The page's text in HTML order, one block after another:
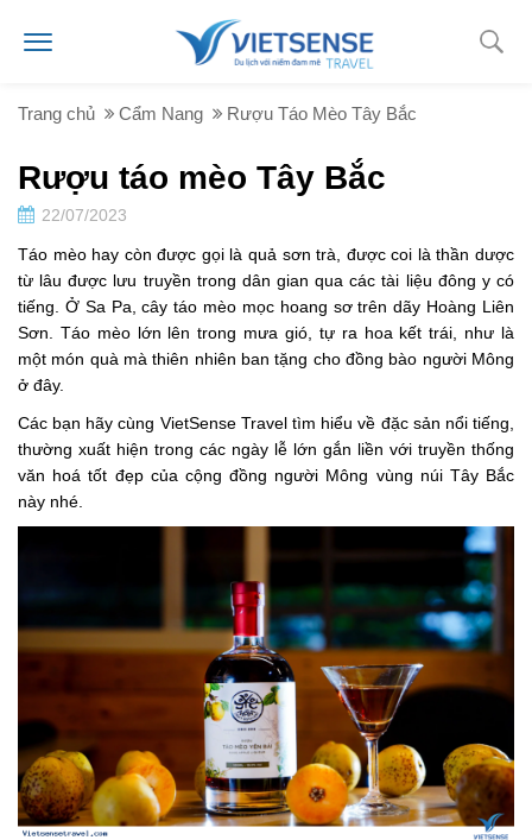
Trang chủ Cẩm Nang Rượu Táo Mèo Tây Bắc
Rượu táo mèo Tây Bắc
22/07/2023
Táo mèo hay còn được gọi là quả sơn trà, được coi là thần dược
từ lâu được lưu truyền trong dân gian qua các tài liệu đông y có
tiếng. Ở Sa Pa, cây táo mèo mọc hoang sơ trên dãy Hoàng Liên
Sơn. Táo mèo lớn lên trong mưa gió, tự ra hoa kết trái, như là
một món quà mà thiên nhiên ban tặng cho đồng bào người Mông
ở đây.
Các bạn hãy cùng VietSense Travel tìm hiểu về đặc sản nổi tiếng,
thường xuất hiện trong các ngày lễ lớn gắn liền với truyền thống
văn hoá tốt đẹp của cộng đồng người Mông vùng núi Tây Bắc
này nhé.